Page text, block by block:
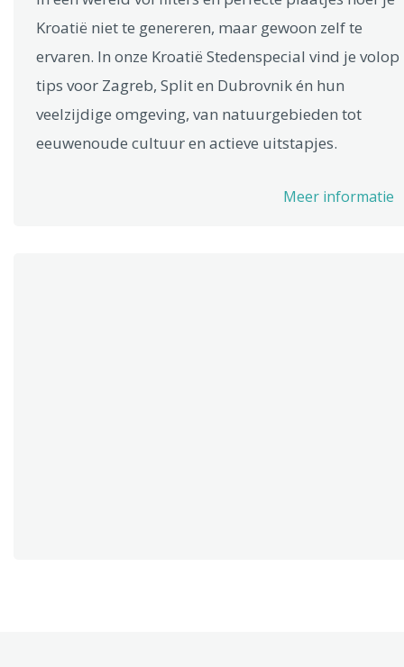
Kroatië niet te genereren, maar gewoon zelf te
ervaren. In onze Kroatië Stedenspecial vind je volop
tips voor Zagreb, Split en Dubrovnik én hun
veelzijdige omgeving, van natuurgebieden tot
eeuwenoude cultuur en actieve uitstapjes.
Meer informatie